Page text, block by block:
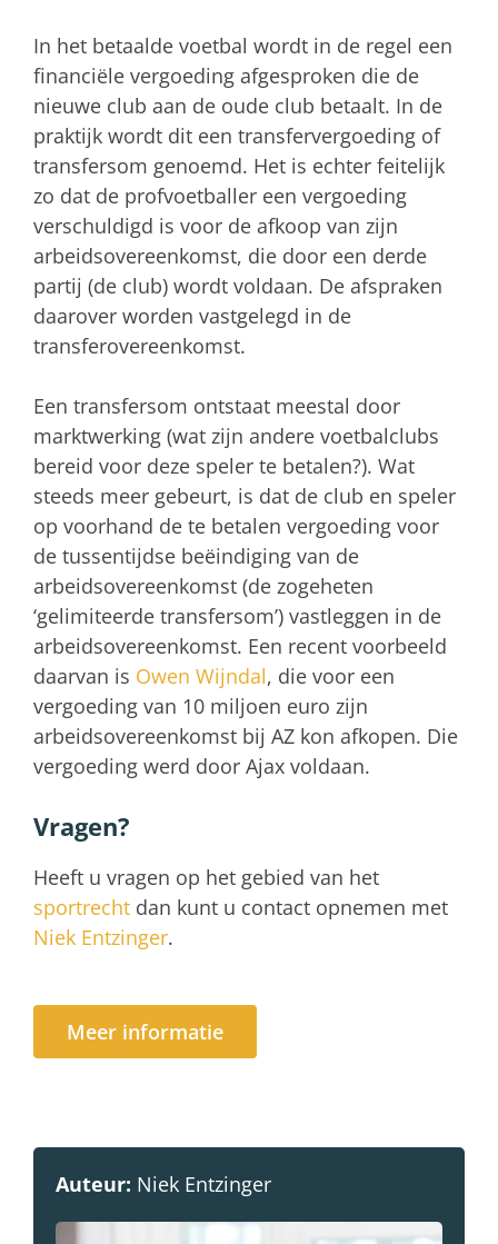
In het betaalde voetbal wordt in de regel een
financiële vergoeding afgesproken die de
nieuwe club aan de oude club betaalt. In de
praktijk wordt dit een transfervergoeding of
transfersom genoemd. Het is echter feitelijk
zo dat de profvoetballer een vergoeding
verschuldigd is voor de afkoop van zijn
arbeidsovereenkomst, die door een derde
partij (de club) wordt voldaan. De afspraken
daarover worden vastgelegd in de
transferovereenkomst.
Een transfersom ontstaat meestal door
marktwerking (wat zijn andere voetbalclubs
bereid voor deze speler te betalen?). Wat
steeds meer gebeurt, is dat de club en speler
op voorhand de te betalen vergoeding voor
de tussentijdse beëindiging van de
arbeidsovereenkomst (de zogeheten
‘gelimiteerde transfersom’) vastleggen in de
arbeidsovereenkomst. Een recent voorbeeld
daarvan is Owen Wijndal, die voor een
vergoeding van 10 miljoen euro zijn
arbeidsovereenkomst bij AZ kon afkopen. Die
vergoeding werd door Ajax voldaan.
Vragen?
Heeft u vragen op het gebied van het
sportrecht dan kunt u contact opnemen met
Niek Entzinger.
Meer informatie
Auteur: Niek Entzinger